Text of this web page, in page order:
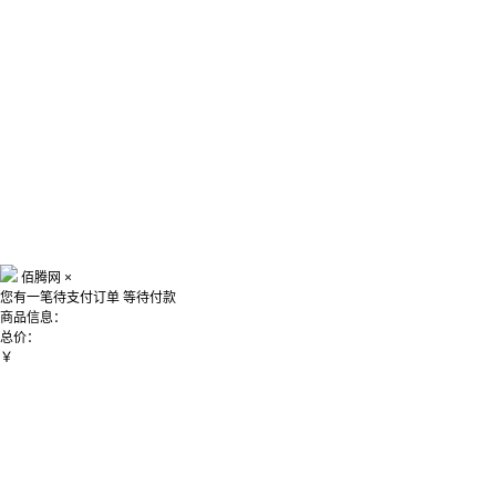
佰腾网 ×
您有一笔待支付订单 等待付款
商品信息：
总价：
￥